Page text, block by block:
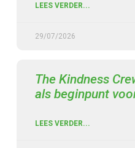
LEES VERDER...
29/07/2026
The Kindness
als beginpunt
LEES VERDER...